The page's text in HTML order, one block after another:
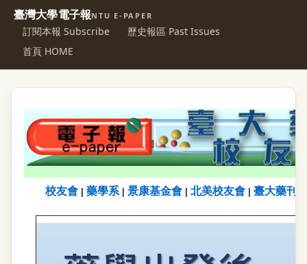
臺灣大學電子報NTU E-PAPER
訂閱本報 Subscribe
歷史報區 Past Issues
首頁 HOME
校友會 藥學系| 景康基金會 北美校友會 臺大藥刊